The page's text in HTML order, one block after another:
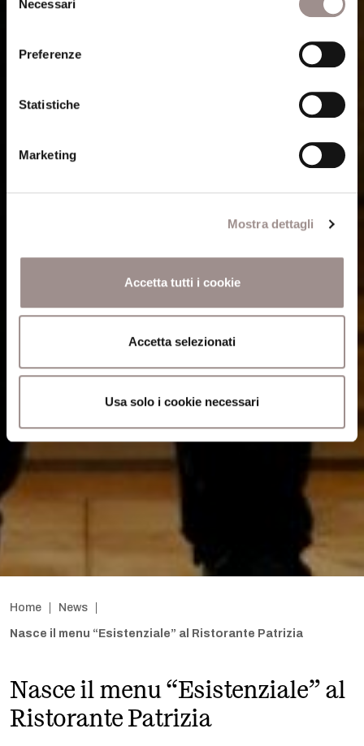
Necessari
Preferenze
Statistiche
Marketing
Mostra dettagli
Accetta tutti i cookie
Accetta selezionati
Usa solo i cookie necessari
Home News
Nasce il menu “Esistenziale” al Ristorante Patrizia
Nasce il menu “Esistenziale” al
Ristorante Patrizia